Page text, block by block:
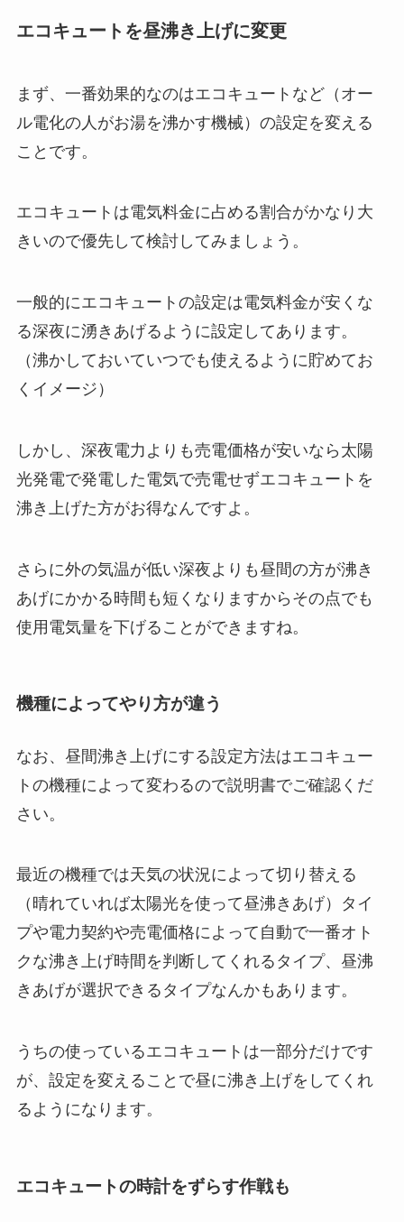
エコキュートを昼沸き上げに変更
まず、一番効果的なのはエコキュートなど（オー
ル電化の人がお湯を沸かす機械）の設定を変える
ことです。
エコキュートは電気料金に占める割合がかなり大
きいので優先して検討してみましょう。
一般的にエコキュートの設定は電気料金が安くな
る深夜に湧きあげるように設定してあります。
（沸かしておいていつでも使えるように貯めてお
くイメージ）
しかし、深夜電力よりも売電価格が安いなら太陽
光発電で発電した電気で売電せずエコキュートを
沸き上げた方がお得なんですよ。
さらに外の気温が低い深夜よりも昼間の方が沸き
あげにかかる時間も短くなりますからその点でも
使用電気量を下げることができますね。
機種によってやり方が違う
なお、昼間沸き上げにする設定方法はエコキュー
トの機種によって変わるので説明書でご確認くだ
さい。
最近の機種では天気の状況によって切り替える
（晴れていれば太陽光を使って昼沸きあげ）タイ
プや電力契約や売電価格によって自動で一番オト
クな沸き上げ時間を判断してくれるタイプ、昼沸
きあげが選択できるタイプなんかもあります。
うちの使っているエコキュートは一部分だけです
が、設定を変えることで昼に沸き上げをしてくれ
るようになります。
エコキュートの時計をずらす作戦も